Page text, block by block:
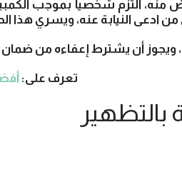
تعرف على:
بالتظهير